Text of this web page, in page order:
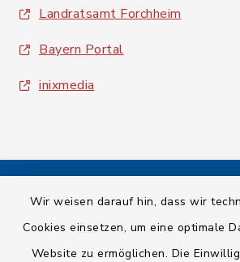
Wir weisen darauf hin, dass wir
Cookies einsetzen, um eine optimale
Website zu ermöglichen. Die
Landratsamt Forchheim
Bayern Portal
inixmedia
Kontakt
Barrierefreiheit